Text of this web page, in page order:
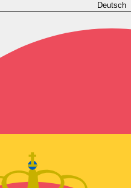
Deutsch